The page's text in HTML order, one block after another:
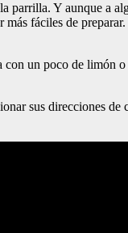
parrilla. Y aunque a
fáciles de
un poco de limón
sus direcciones